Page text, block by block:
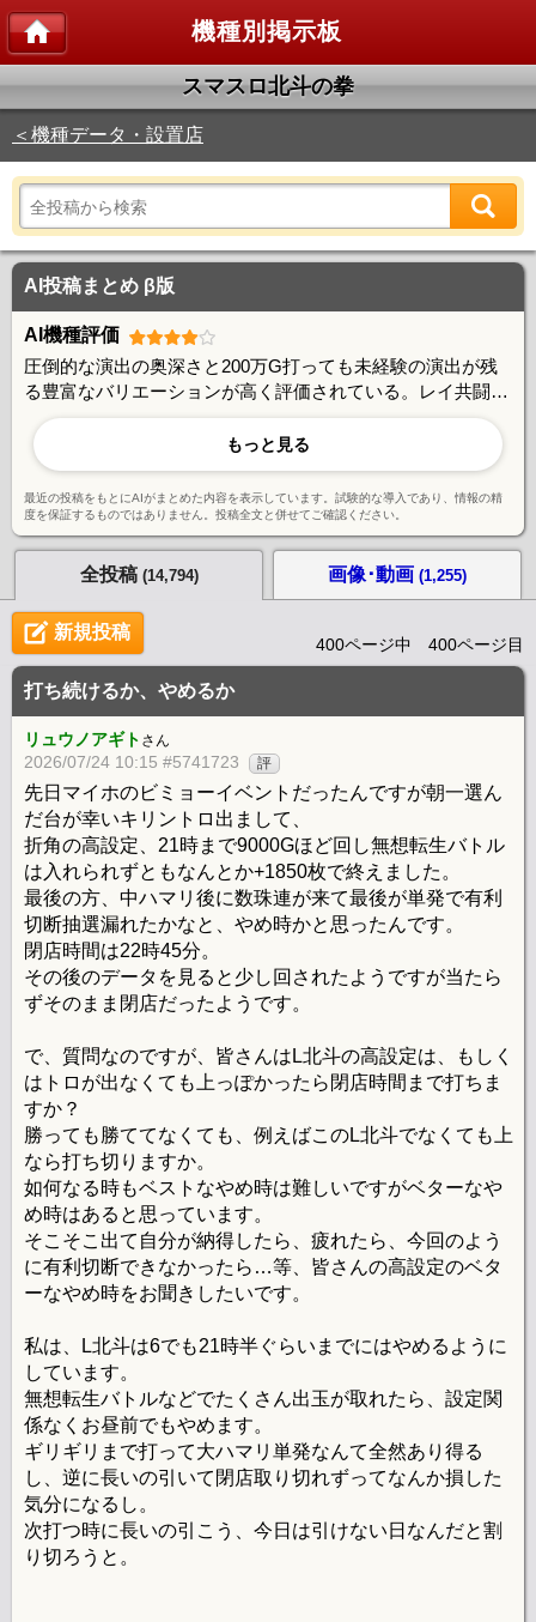
機種別掲示板
スマスロ北斗の拳
＜機種データ・設置店
AI投稿まとめ β版
AI機種評価
圧倒的な演出の奥深さと200万G打っても未経験の演出が残
る豊富なバリエーションが高く評価されている。レイ共闘や
トキ共闘などの戦略性、演出書き換えシステムの面白さ、宿
命バトルの緊張感など、長期稼働でも飽きさせない完成度の
高さが魅力。一方で詳細な仕様が未公開な部分も多く、ユー
ザー自身による検証が楽しみの一つとなっている。
もっと見る
最近の投稿をもとにAIがまとめた内容を表示しています。試験的な導入であり、情報の精
度を保証するものではありません。投稿全文と併せてご確認ください。
全投稿 (14,794) 画像･動画 (1,255)
新規投稿
400ページ中 400ページ目
打ち続けるか、やめるか
リュウノアギト さん
2026/07/24 10:15 #5741723 評
先日マイホのビミョーイベントだったんですが朝一選ん
だ台が幸いキリントロ出まして、
折角の高設定、21時まで9000Gほど回し無想転生バトル
は入れられずともなんとか+1850枚で終えました。
最後の方、中ハマリ後に数珠連が来て最後が単発で有利
切断抽選漏れたかなと、やめ時かと思ったんです。
閉店時間は22時45分。
その後のデータを見ると少し回されたようですが当たら
ずそのまま閉店だったようです。
で、質問なのですが、皆さんはL北斗の高設定は、もしく
はトロが出なくても上っぽかったら閉店時間まで打ちま
すか？
勝っても勝ててなくても、例えばこのL北斗でなくても上
なら打ち切りますか。
如何なる時もベストなやめ時は難しいですがベターなや
め時はあると思っています。
そこそこ出て自分が納得したら、疲れたら、今回のよう
に有利切断できなかったら…等、皆さんの高設定のベタ
ーなやめ時をお聞きしたいです。
私は、L北斗は6でも21時半ぐらいまでにはやめるように
しています。
無想転生バトルなどでたくさん出玉が取れたら、設定関
係なくお昼前でもやめます。
ギリギリまで打って大ハマリ単発なんて全然あり得る
し、逆に長いの引いて閉店取り切れずってなんか損した
気分になるし。
次打つ時に長いの引こう、今日は引けない日なんだと割
り切ろうと。